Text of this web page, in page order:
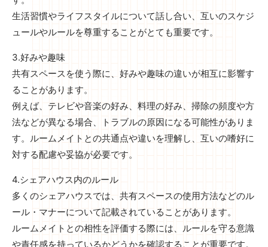
生活習慣やライフスタイルについて話し合い、互いのスケジ
ュールやルールを尊重することがとても重要です。
3.好みや趣味
共有スペースを使う際に、好みや趣味の違いが相互に影響す
ることがあります。
例えば、テレビや音楽の好み、料理の好み、掃除の頻度や方
法などが異なる場合、トラブルの原因になる可能性がありま
す。ルームメイトとの共通点や違いを理解し、互いの嗜好に
対する配慮や妥協が必要です。
4.シェアハウス内のルール
多くのシェアハウスでは、共有スペースの使用方法などのル
ール・マナーについて記載されていることがあります。
ルームメイトとの相性を評価する際には、ルールを守る意識
や責任感を持っているかどうかを確認することが重要です。